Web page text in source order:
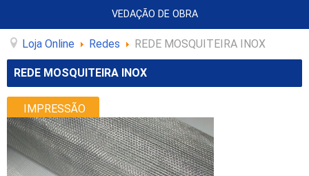
VEDAÇÃO DE OBRA
Loja Online Redes REDE MOSQUITEIRA INOX
REDE MOSQUITEIRA INOX
IMPRESSÃO